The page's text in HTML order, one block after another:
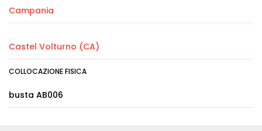
Campania
Castel Volturno (CA)
COLLOCAZIONE FISICA
busta AB006